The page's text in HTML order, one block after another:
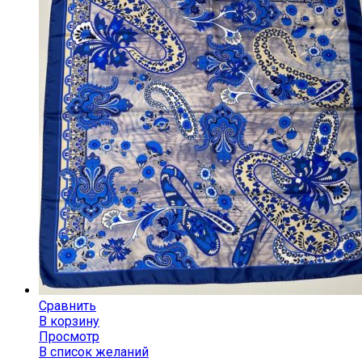
Сравнить
В корзину
Просмотр
В список желаний